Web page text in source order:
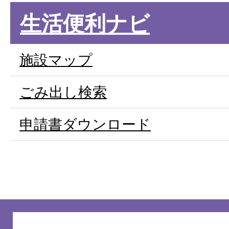
生活便利ナビ
施設マップ
ごみ出し検索
申請書ダウンロード